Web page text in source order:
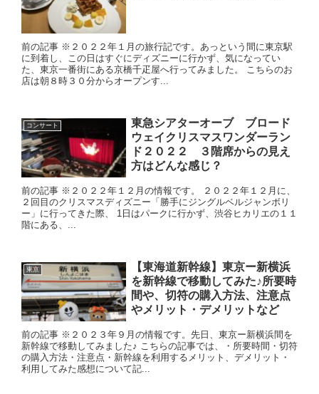
前の記事 ※２０２２年１月の旅行記です。あっという間に東京駅
に到着し、この日はすぐにディズニーに行かず、気になってい
た、東京一番街にある京橋千疋屋へ行ってみました。 こちらのお
店は朝８時３０分からオープンす...
コンサート
東急シアターオーブ ブロード
ウェイクリスマスワンダーラン
ド２０２２ ３階席からの見え
方はどんな感じ？
前の記事 ※２０２２年１２月の情報です。 ２０２２年１２月に、
２回目のクリスマスディズニー「勝手にジングルベルジャンボリ
ー」に行ってきた際、 1日はパークに行かず、渋谷ヒカリエの１１
階にある、...
東京
【東海道新幹線】東京ー新横浜
を新幹線で移動してみた♪所要時
間や、切符の購入方法、注意点
やメリット・デメリットなど
前の記事 ※２０２３年９月の情報です。先日、東京ー新横浜間を
新幹線で移動してみました♪ こちらの記事では、・所要時間・切符
の購入方法・注意点・新幹線を利用するメリット、デメリット・
利用してみた感想について記...